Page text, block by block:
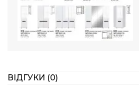
ВІДГУКИ (0)